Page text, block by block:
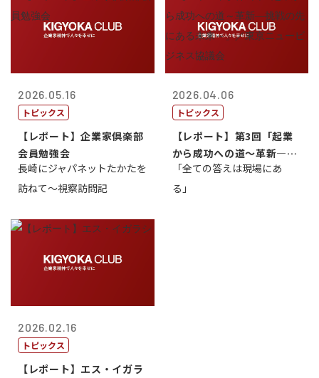
2026.05.16
トピックス
【レポート】企業家倶楽部
会員勉強会
長崎にジャパネットたかたを
訪ねて～視察訪問記
2026.04.06
トピックス
【レポート】第3回「起業
から成功への道～革新―挑
戦の先にある...
「全ての答えは現場にあ
る」
2026.02.16
トピックス
【レポート】エス・イガラ